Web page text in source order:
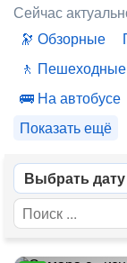
Сейчас
Обзорные
Пешеходные
На автобусе
Показать ещё
Выбрать дату